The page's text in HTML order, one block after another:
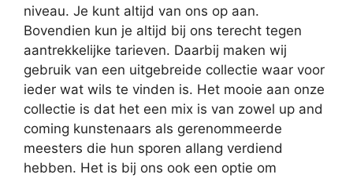
niveau. Je kunt altijd van ons op aan.
Bovendien kun je altijd bij ons terecht tegen
aantrekkelijke tarieven. Daarbij maken wij
gebruik van een uitgebreide collectie waar voor
ieder wat wils te vinden is. Het mooie aan onze
collectie is dat het een mix is van zowel up and
coming kunstenaars als gerenommeerde
meesters die hun sporen allang verdiend
hebben. Het is bij ons ook een optie om